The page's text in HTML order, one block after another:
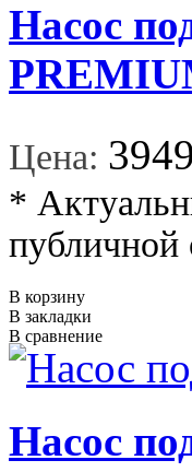
Насос
Цена:
*
публичной
В корзину
В закладки
В сравнение
Насос